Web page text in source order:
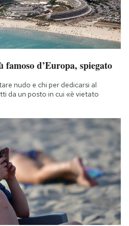
d’Europa, spiegato
nudo e chi per dedicarsi al
da un posto in cui «è vietato